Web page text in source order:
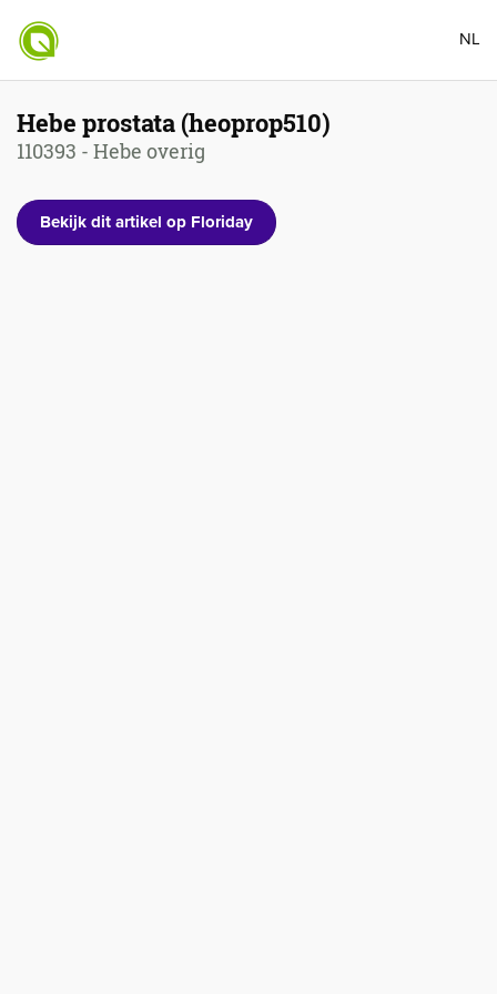
NL
Hebe prostata (heoprop510)
110393 - Hebe overig
Bekijk dit artikel op Floriday